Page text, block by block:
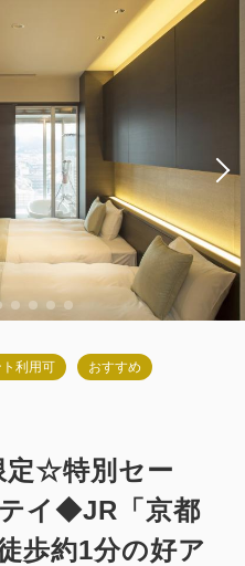
税・手数料込
会員価格
大人
税・手数料込
合計 27,000円
あり（無料）
詳細 今すぐ予約
利用可 おすすめ
定☆特別セー
イ◆JR「京都
歩約1分の好ア